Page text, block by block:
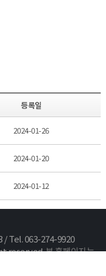
등록일
2024-01-26
2024-01-20
2024-01-12
/ Tel. 063-274-9920
reserved.본 홈페이지는